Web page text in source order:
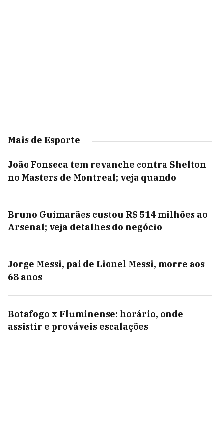
Mais de Esporte
João Fonseca tem revanche contra Shelton
no Masters de Montreal; veja quando
Bruno Guimarães custou R$ 514 milhões ao
Arsenal; veja detalhes do negócio
Jorge Messi, pai de Lionel Messi, morre aos
68 anos
Botafogo x Fluminense: horário, onde
assistir e prováveis escalações